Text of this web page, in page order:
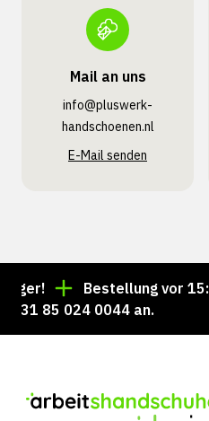
Mail an uns
info@pluswerk­
handschoenen.nl
E-Mail senden
Bestellung vor 15:00
85 024 0044 an.